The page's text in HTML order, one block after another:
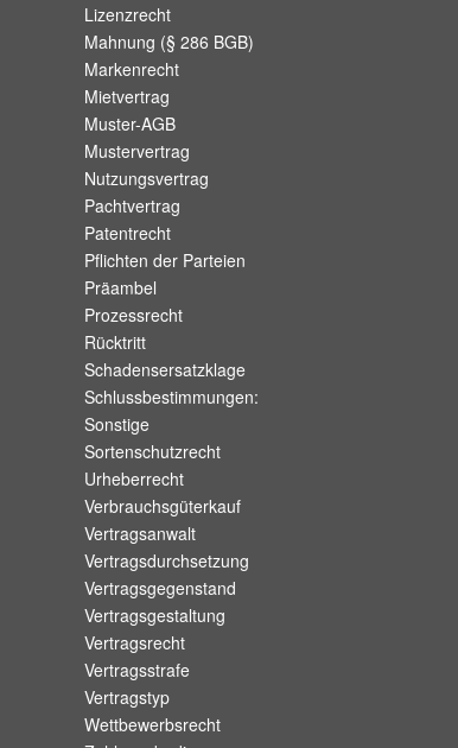
Lizenzrecht
Mahnung (§ 286 BGB)
Markenrecht
Mietvertrag
Muster-AGB
Mustervertrag
Nutzungsvertrag
Pachtvertrag
Patentrecht
Pflichten der Parteien
Präambel
Prozessrecht
Rücktritt
Schadensersatzklage
Schlussbestimmungen:
Sonstige
Sortenschutzrecht
Urheberrecht
Verbrauchsgüterkauf
Vertragsanwalt
Vertragsdurchsetzung
Vertragsgegenstand
Vertragsgestaltung
Vertragsrecht
Vertragsstrafe
Vertragstyp
Wettbewerbsrecht